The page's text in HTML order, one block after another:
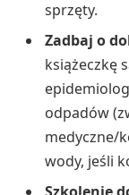
sprzęty.
Zadbaj o
książeczkę
odpadów
medyczne/
wody, jeśli